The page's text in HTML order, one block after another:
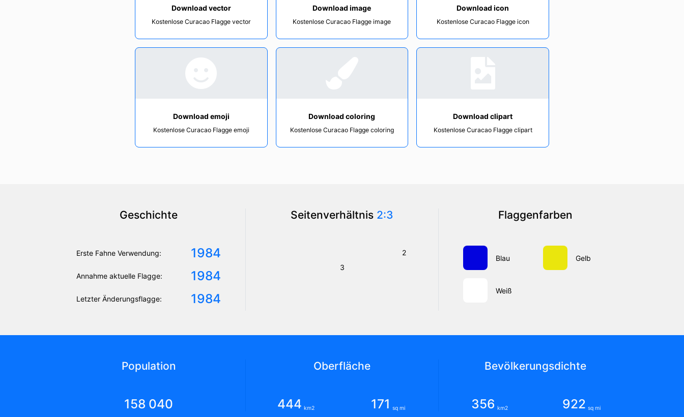
Download vector
Kostenlose Curacao Flagge vector
Download image
Kostenlose Curacao Flagge image
Download icon
Kostenlose Curacao Flagge icon
Download emoji
Kostenlose Curacao Flagge emoji
Download coloring
Kostenlose Curacao Flagge coloring
Download clipart
Kostenlose Curacao Flagge clipart
Geschichte
Erste Fahne Verwendung: 1984
Annahme aktuelle Flagge: 1984
Letzter Änderungsflagge: 1984
Seitenverhältnis 2:3
3
2
Flaggenfarben
Blau Gelb
Weiß
Population
158 040
Oberfläche
444 km2 171 sq mi
Bevölkerungsdichte
356 km2 922 sq mi